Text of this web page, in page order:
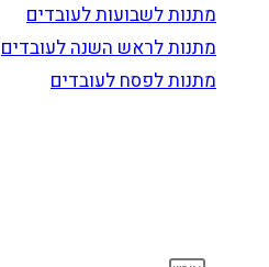
מתנות לשבועות לעובדים
מתנות לראש השנה לעובדים
מתנות לפסח לעובדים